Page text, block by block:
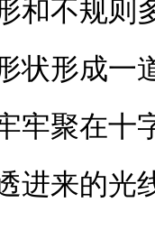
和不规则
状形成一
牢聚在十
进来的光